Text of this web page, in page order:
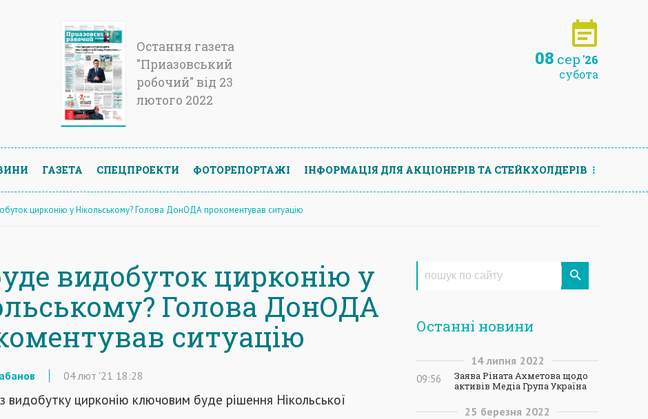
Остання газета
"Приазовський
робочий" від 23
лютого 2022
08 сер '26
субота
ГАЗЕТА СПЕЦПРОЕКТИ ФОТОРЕПОРТАЖІ ІНФОРМАЦIЯ ДЛЯ АКЦIОНЕРIВ ТА СТЕЙКХОЛДЕРIВ
цирконію у Нікольському? Голова ДонОДА прокоментував ситуацію
видобуток цирконію у
Голова ДонОДА
ситуацію
04лют '21 18:28
видобутку цирконію ключовим буде рішення Нікольської
Останні новини
14 липня 2022
09:56
Заява Ріната Ахметова щодо
активів Медіа Група Україна
25 березня 2022